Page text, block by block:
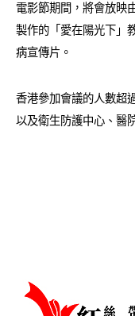
電影節期間，將會放映
製作的「愛在陽光下」
病宣傳片。
香港參加會議的人數超
以及衛生防護中心、醫